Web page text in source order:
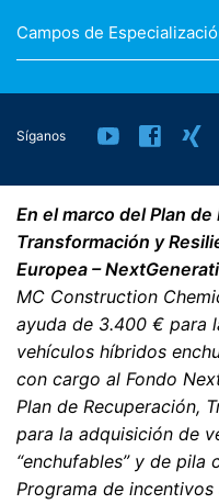
Campos de
Síganos
En el marco del Plan
Transformación y
Europea –
MC Construction
ayuda de 3.400 € para
vehículos híbridos
con cargo al Fondo
Plan de Recuperación,
para la adquisición de
“enchufables” y de
Programa de